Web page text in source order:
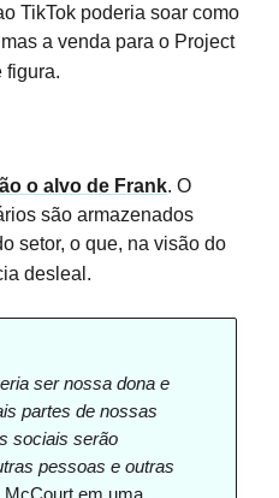
TikTok poderia soar como
a venda para o Project
figura.
o alvo de Frank. O
são armazenados
setor, o que, na visão do
desleal.
ser nossa dona e
partes de nossas
sociais serão
pessoas e outras
McCourt em uma